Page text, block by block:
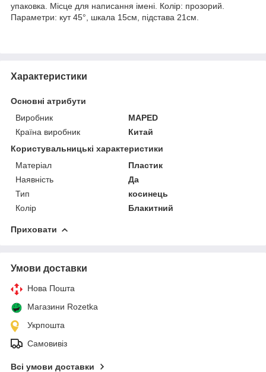
упаковка. Місце для написання імені. Колір: прозорий.
Параметри: кут 45°, шкала 15см, підстава 21см.
Характеристики
Основні атрибути
Виробник
MAPED
Країна виробник
Китай
Користувальницькі характеристики
Матеріал
Пластик
Наявність
Да
Тип
косинець
Колір
Блакитний
Приховати
Умови доставки
Нова Пошта
Магазини Rozetka
Укрпошта
Самовивіз
Всі умови доставки